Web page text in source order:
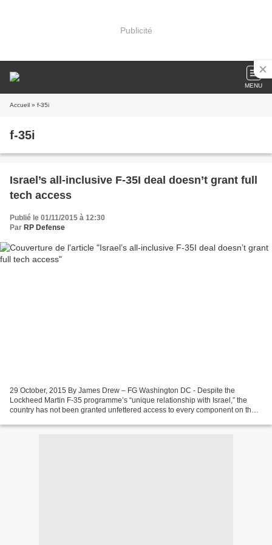
Publicité
MENU
Accueil » f-35i
f-35i
Israel’s all-inclusive F-35I deal doesn’t grant full
tech access
Publié le 01/11/2015 à 12:30
Par RP Defense
29 October, 2015 By James Drew – FG Washington DC - Despite the
Lockheed Martin F-35 programme’s “unique relationship with Israel,” the
country has not been granted unfettered access to every component on the